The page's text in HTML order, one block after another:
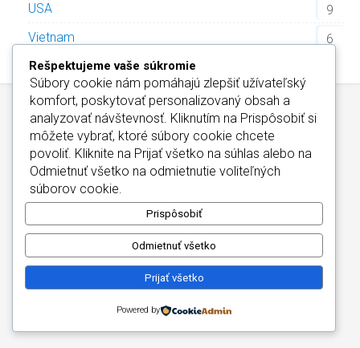
USA
9
Vietnam
6
Wellness Hotely Slovensko/Informácie o Cookies
Kontakt
Copyright © 2026
Rešpektujeme vaše súkromie
Súbory cookie nám pomáhajú zlepšiť užívateľský
komfort, poskytovať personalizovaný obsah a
analyzovať návštevnosť. Kliknutím na Prispôsobiť si
môžete vybrať, ktoré súbory cookie chcete
povoliť. Kliknite na Prijať všetko na súhlas alebo na
Odmietnuť všetko na odmietnutie voliteľných
súborov cookie.
Prispôsobiť
Odmietnuť všetko
Prijať všetko
Powered by